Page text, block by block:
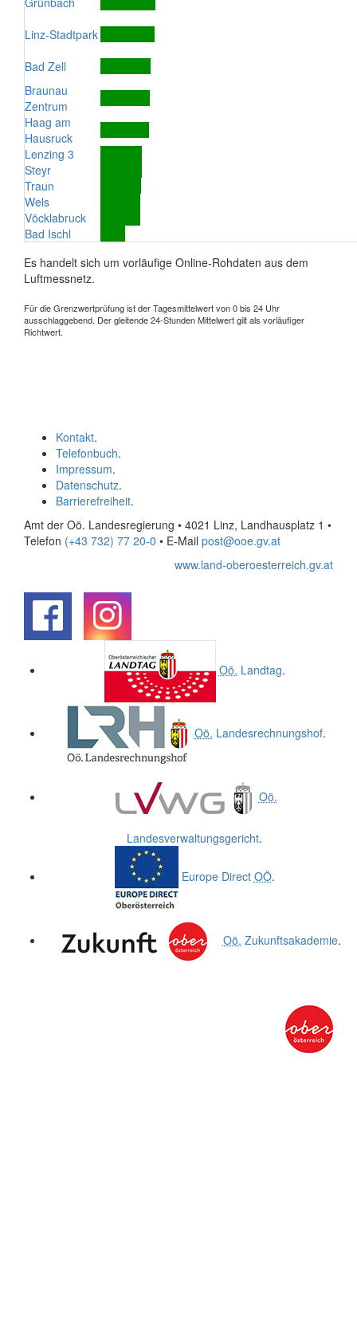
Linz-Stadtpark
Bad Zell
Braunau
Zentrum
Haag am
Hausruck
Lenzing 3
Steyr
Traun
Wels
Vöcklabruck
Bad Ischl
Es handelt sich um vorläufige Online-Rohdaten aus dem
Luftmessnetz.
Für die Grenzwertprüfung ist der Tagesmittelwert von 0 bis 24 Uhr
ausschlaggebend. Der gleitende 24-Stunden Mittelwert gilt als vorläufiger
Richtwert.
Kontakt.
Telefonbuch.
Impressum.
Datenschutz.
Barrierefreiheit.
Amt der Oö. Landesregierung • 4021 Linz, Landhausplatz 1 •
Telefon (+43 732) 77 20-0 • E-Mail post@ooe.gv.at
www.land-oberoesterreich.gv.at
Oö. Landtag.
Oö. Landesrechnungshof.
Oö.
Landesverwaltungsgericht.
Europe Direct OÖ.
Oö. Zukunftsakademie.